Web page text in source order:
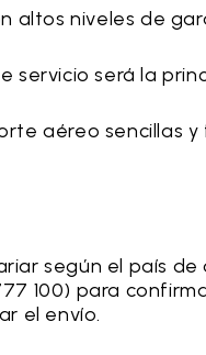
altos niveles de
servicio será la
aéreo sencillas
según el país
100) para
el envío.